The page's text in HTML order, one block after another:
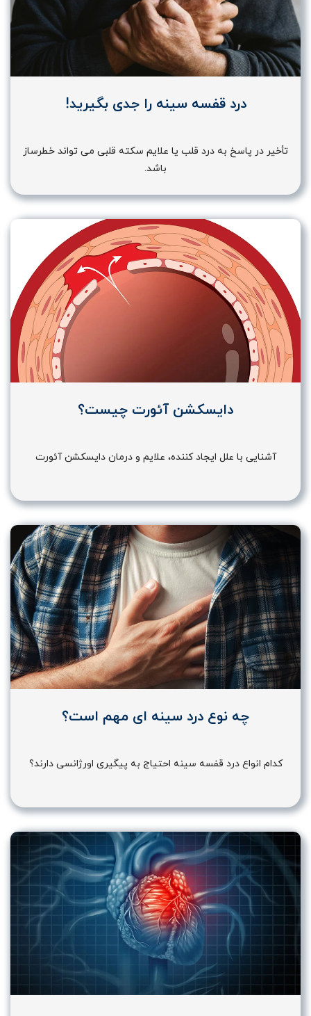
درد قفسه سینه را جدی بگیرید!
تأخیر در پاسخ به درد قلب یا علایم سکته قلبی می تواند خطرساز
باشد.
دایسکشن آئورت چیست؟
آشنایی با علل ایجاد کننده، علایم و درمان دایسکشن آئورت
چه نوع درد سینه ای مهم است؟
کدام انواع درد قفسه سینه احتیاج به پیگیری اورژانسی دارند؟